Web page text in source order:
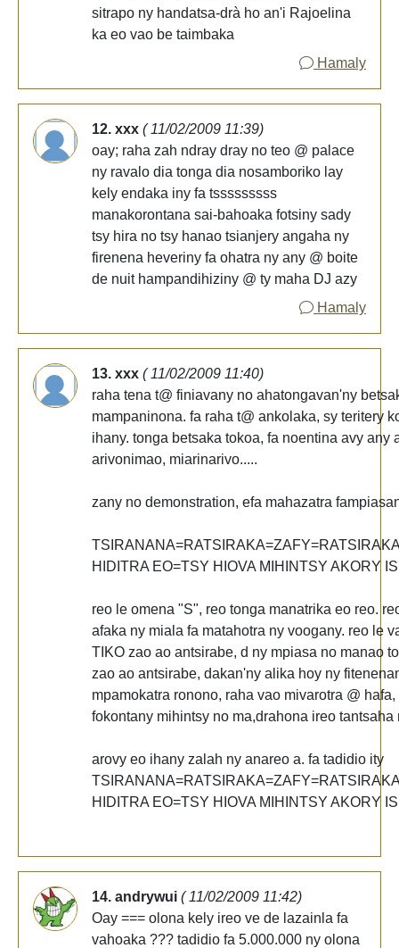
sitrapo ny handatsa-drà ho an'i Rajoelina
ka eo vao be taimbaka
Hamaly
12. xxx ( 11/02/2009 11:39)
oay; raha zah ndray dray no teo @ palace
ny ravalo dia tonga dia nosamboriko lay
kely endaka iny fa tsssssssss
manakorontana sai-bahoaka fotsiny sady
tsy hira no tsy hanao tsianjery angaha ny
firenena heveriny fa ohatra ny any @ boite
de nuit hampandihiziny @ ty maha DJ azy
Hamaly
13. xxx ( 11/02/2009 11:40)
raha tena t@ finiavany no ahatongavan'ny
mampaninona. fa raha t@ ankolaka, sy teritery
ihany. tonga betsaka tokoa, fa noentina avy any
arivonimao, miarinarivo.....
zany no demonstration, efa mahazatra
HIDITRA EO=TSY HIOVA MIHINTSY AKORY
reo le omena "S", reo tonga manatrika eo reo.
afaka ny miala fa matahotra ny voogany. reo le
TIKO zao ao antsirabe, d ny mpiasa no manao
zao ao antsirabe, dakan'ny alika hoy ny
mpamokatra ronono, raha vao mivarotra @
fokontany mihintsy no ma,drahona ireo tantsaha
arovy eo ihany zalah ny anareo a. fa tadidio ity
HIDITRA EO=TSY HIOVA MIHINTSY AKORY
14. andrywui ( 11/02/2009 11:42)
Oay === olona kely ireo ve de lazainla fa
vahoaka ??? tadidio fa 5.000.000 ny olona